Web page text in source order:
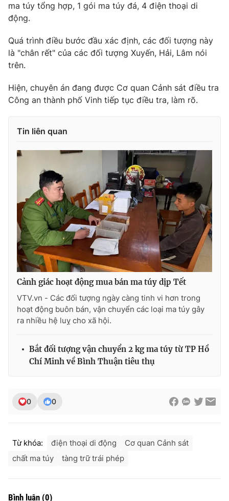
Ðiện thoại Thời báo VTV:024.66 897 897
Email:
® Cấm sao chép dưới mọi hình thức nếu không có sự chấp
thuận bằng văn bản. Ghi rõ nguồn VTV.vn khi phát hành lại
thông tin từ website này.
ma túy tổng hợp, 1 gói ma túy đá, 4 điện thoại di
động.
Quá trình điều bước đầu xác định, các đối tượng này
là "chân rết" của các đối tượng Xuyến, Hải, Lâm nói
trên.
Hiện, chuyên án đang được Cơ quan Cảnh sát điều tra
Công an thành phố Vinh tiếp tục điều tra, làm rõ.
Tin liên quan
Cảnh giác hoạt động mua bán ma túy dịp Tết
VTV.vn - Các đối tượng ngày càng tinh vi hơn trong
hoạt động buôn bán, vận chuyển các loại ma túy gây
ra nhiều hệ luỵ cho xã hội.
Bắt đối tượng vận chuyển 2 kg ma túy từ TP Hồ
Chí Minh về Bình Thuận tiêu thụ
0 0
Từ khóa: điện thoại di động
Cơ quan Cảnh sát
chất ma túy
tàng trữ trái phép
Bình luận (0)